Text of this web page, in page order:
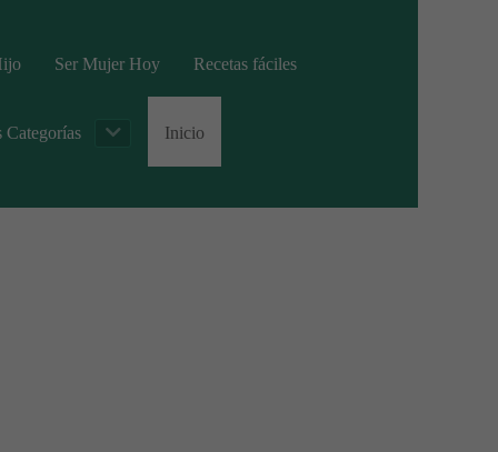
Ser Mujer Hoy Recetas fáciles
Categorías Inicio